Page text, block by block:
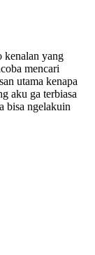
kenalan yang
mencari
utama kenapa
aku ga terbiasa
bisa ngelakuin